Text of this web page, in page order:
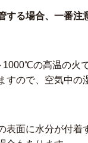
する場合、一番注
の高温の火
すので、空気中の
表面に水分が付着